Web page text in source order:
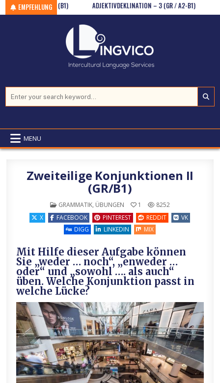
Skip to content
EMPFEHLUNG
DER GEWÜRZE (B1) ADJEKTIVDEKLINATION – 3 (GR / A2-B1)
MENU
Zweiteilige Konjunktionen II
(GR/B1)
POSTED IN
GRAMMATIK, ÜBUNGEN 1
8252
X
FACEBOOK PINTEREST REDDIT
VK
DIGG
LINKEDIN MIX
Mit Hilfe dieser Aufgabe können
Sie „weder … noch“, „enweder …
oder“ und „sowohl …. als auch“
üben. Welche Konjunktion passt in
welche Lücke?